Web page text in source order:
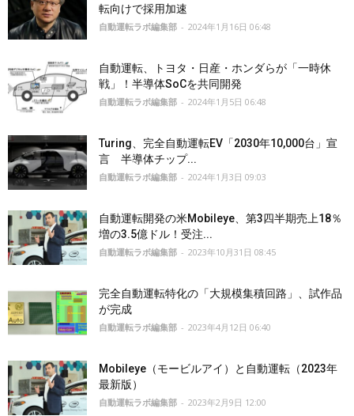
転向けで採用加速
自動運転ラボ編集部 - 2024年1月16日 06:48
自動運転、トヨタ・日産・ホンダらが「一時休
戦」！半導体SoCを共同開発
自動運転ラボ編集部 - 2024年1月5日 06:48
Turing、完全自動運転EV「2030年10,000台」宣
言 半導体チップ...
自動運転ラボ編集部 - 2024年1月3日 09:03
自動運転開発の米Mobileye、第3四半期売上18％
増の3.5億ドル！受注...
自動運転ラボ編集部 - 2023年10月31日 08:45
完全自動運転特化の「大規模集積回路」、試作品
が完成
自動運転ラボ編集部 - 2023年4月12日 06:40
Mobileye（モービルアイ）と自動運転（2023年
最新版）
自動運転ラボ編集部 - 2023年2月9日 12:00